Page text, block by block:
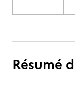
Résumé